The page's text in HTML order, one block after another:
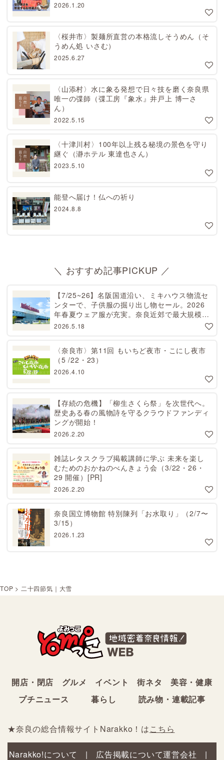
2026.1.20
〈桜井市〉製麺所直営の本格流しそうめん（そ
うめん処 いさむ）
2025.6.27
〈山添村〉水に象る発想で日々技を磨く奈良県
唯一の弽師（弽工房『象水』井戸上 博一さ
ん）
2022.5.15
〈十津川村〉100年以上残る秘境の景色を守り
継ぐ（瀞ホテル 東達也さん）
2023.5.10
能登へ届け！仏への祈り
2024.8.8
＼ おすすめ記事PICKUP ／
【7/25~26】名阪国道沿い、ミキハウス物流セ
ンターで、子供服の掘り出し物セール。2026
年春夏ウェア服が充実。奈良近郊で最大規模！
天理から27分[PR]
2026.5.18
〈奈良市〉第11回 もいちど夜市・こにし夜市
（5 /22・23）
2026.4.10
【存続の危機】「柳生さくら祭」を次世代へ。
歴史ある春の風物詩を守るクラウドファンディ
ングが開始！
2026.2.20
雑誌レタスクラブ掲載講師に学ぶ 未来を楽し
むためのおかねのべんきょう会（3/22・26・
29 開催）[PR]
2026.2.20
奈良国立博物館 特別陳列「お水取り」（2/7〜
3/15）
2026.1.23
TOP > 二十四節気｜大雪
開店・閉店 グルメ イベント 街ネタ
美容・健康
プチニュース
暮らし 読み物・連載記事
★奈良の総合情報サイトNarakko！はこちら
Narakko!について 広告掲載について運営会社